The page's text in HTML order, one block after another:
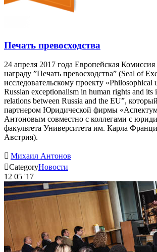
Печать превосходства
24 апреля 2017 года Европейская Комиссия
награду ”Печать превосходства” (Seal of
исследовательскому проекту «Philosophical
Russian exceptionalism in human rights and its
relations between Russia and the EU”,
партнером Юридической фирмы
Антоновым совместно с коллегами с
факультета Университета им. Карла
Австрия).
 Михаил Антонов
CategoryНовости
12 05 '17